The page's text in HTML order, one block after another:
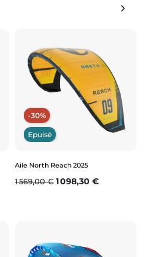
-30%
Epuisé
Aile North Reach 2025
Prix de base
1 569,00 € Prix
1 098,30 €